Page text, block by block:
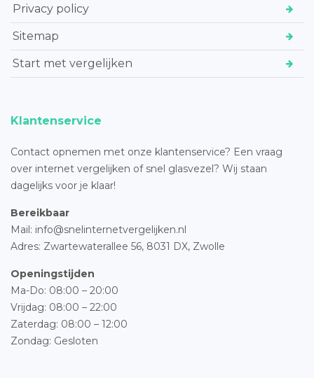
Privacy policy
Sitemap
Start met vergelijken
Klantenservice
Contact opnemen met onze klantenservice? Een vraag
over internet vergelijken of snel glasvezel? Wij staan
dagelijks voor je klaar!
Bereikbaar
Mail: info@snelinternetvergelijken.nl
Adres: Zwartewaterallee 56, 8031 DX, Zwolle
Openingstijden
Ma-Do: 08:00 – 20:00
Vrijdag: 08:00 – 22:00
Zaterdag: 08:00 – 12:00
Zondag: Gesloten